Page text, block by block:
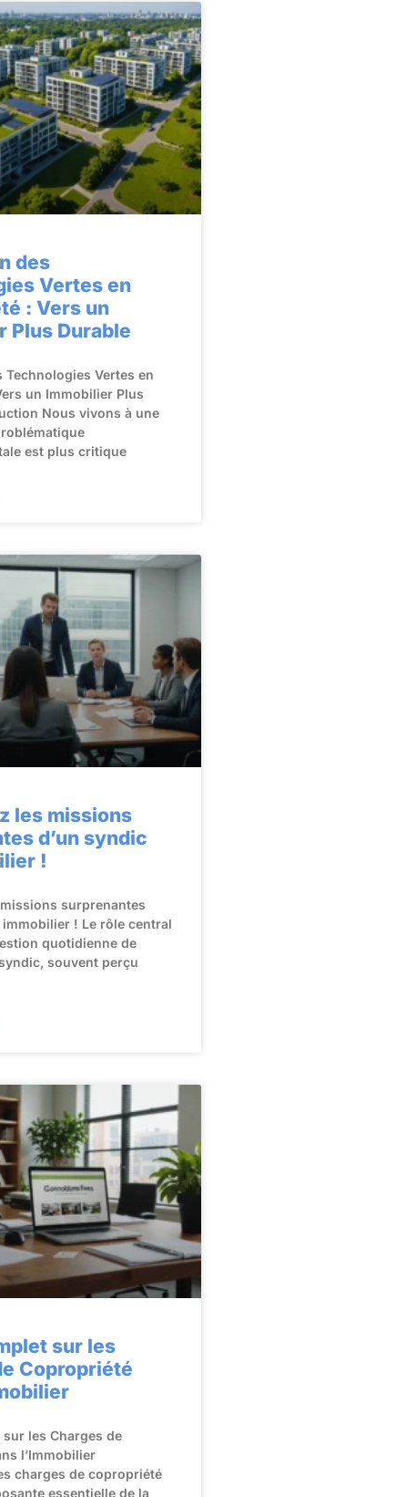
des
Vertes en
: Vers un
Plus Durable
Technologies Vertes en
un Immobilier Plus
Nous vivons à une
est plus critique
les missions
d’un syndic
!
surprenantes
immobilier ! Le rôle central
quotidienne de
souvent perçu
sur les
Copropriété
les Charges de
l’Immobilier
charges de copropriété
essentielle de la